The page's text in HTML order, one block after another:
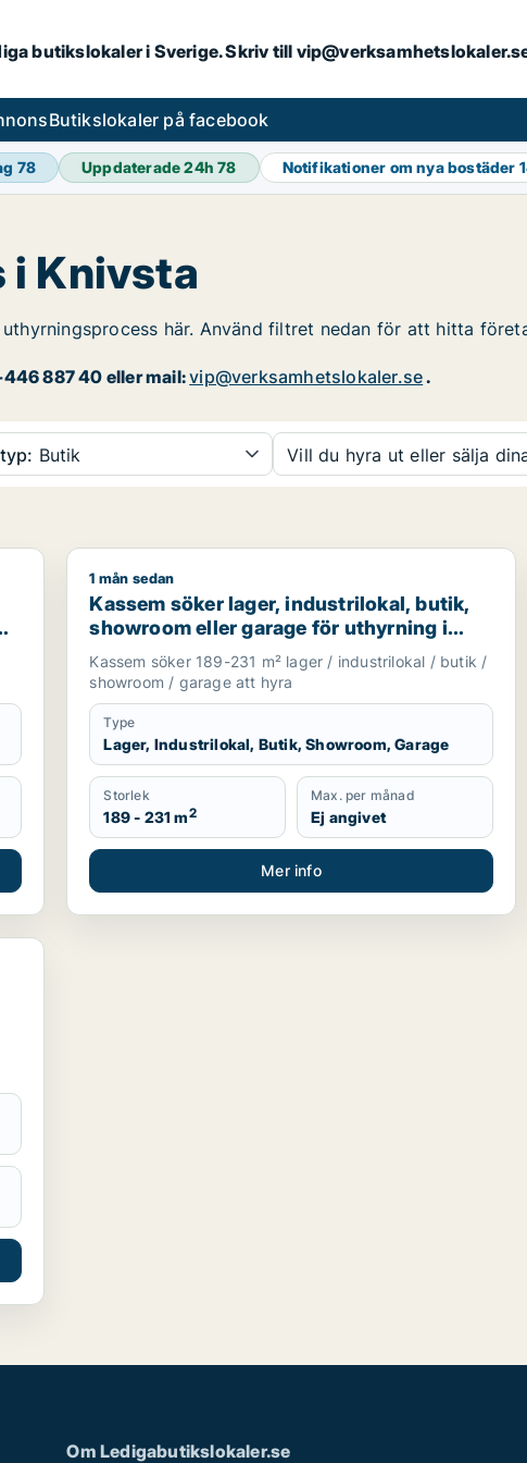
butikslokaler i Sverige. Skriv till
Butikslokaler på facebook
78 Uppdaterade 24h78 Notifikationer om nya bostäder
i Knivsta
här. Använd filtret nedan för att hitta
887 40 eller mail:vip@verksamhetslokaler.se.
Butik Vill du hyra ut eller sälja
i Upplands Väsby, Vallentuna eller Upplands-Bro m.fl.
Kassem söker lager, industrilokal, butik,
1 mån sedan
Kassem söker lager, industrilokal, butik,
showroom eller garage för uthyrning i
Upplands Väsby, Vallentuna eller
Upplands-Bro m.fl.
Kassem söker 189-231 m² lager / industrilokal / butik /
showroom / garage att hyra
Type
Lager, Industrilokal, Butik, Showroom, Garage
Storlek
189 - 231 m2
Max. per månad
Ej angivet
Mer info
eller hotell till salu i Norrtälje, Håbo eller Knivsta m.fl.
Om Ledigabutikslokaler.se